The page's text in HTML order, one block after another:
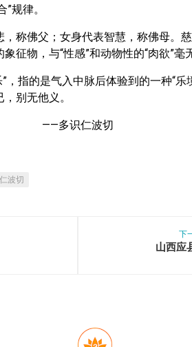
密
教
部
传
部
规律。
，称佛父；女身代表智慧，称佛母。
征物，与“性感”和动物性的“肉欲”毫
，指的是气入中脉后体验到的一种“乐
别无他义。
——多识仁波切
波切
下
山西应